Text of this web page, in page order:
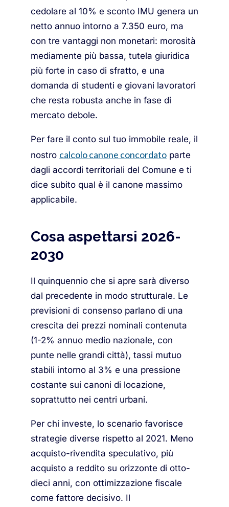
cedolare al 10% e sconto IMU genera un
netto annuo intorno a 7.350 euro, ma
con tre vantaggi non monetari: morosità
mediamente più bassa, tutela giuridica
più forte in caso di sfratto, e una
domanda di studenti e giovani lavoratori
che resta robusta anche in fase di
mercato debole.
Per fare il conto sul tuo immobile reale, il
nostro calcolo canone concordato parte
dagli accordi territoriali del Comune e ti
dice subito qual è il canone massimo
applicabile.
Cosa aspettarsi 2026-
2030
Il quinquennio che si apre sarà diverso
dal precedente in modo strutturale. Le
previsioni di consenso parlano di una
crescita dei prezzi nominali contenuta
(1-2% annuo medio nazionale, con
punte nelle grandi città), tassi mutuo
stabili intorno al 3% e una pressione
costante sui canoni di locazione,
soprattutto nei centri urbani.
Per chi investe, lo scenario favorisce
strategie diverse rispetto al 2021. Meno
acquisto-rivendita speculativo, più
acquisto a reddito su orizzonte di otto-
dieci anni, con ottimizzazione fiscale
come fattore decisivo. Il